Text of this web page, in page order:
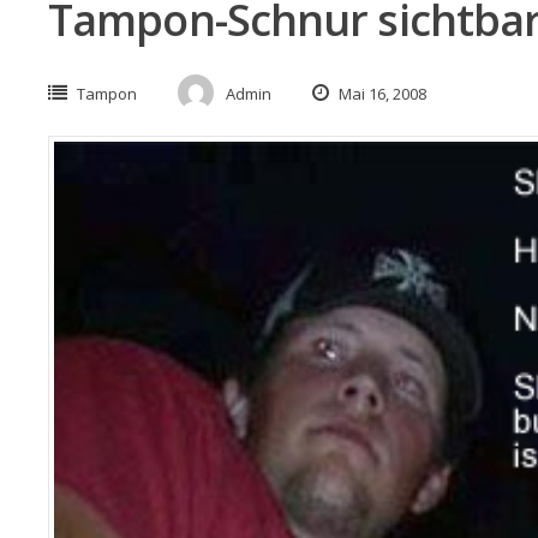
Tampon-Schnur
Tampon Admin Mai 16, 2008